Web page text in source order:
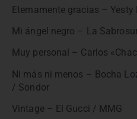
Eternamente gracias –
Mi ángel negro – La
Muy personal – Carlos
Ni más ni menos – Bocha
/ Sondor
Vintage – El Gucci / MMG